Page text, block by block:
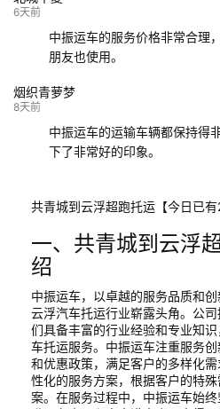
6天前
中振运车的服务价格非常合理
朋友也使用。
烟织青萝梦
8天前
中振运车的运输车辆都保持得
下了非常好的印象。
共青城到云浮超跑托运【今日已
一、共青城到云浮
绍
中振运车，以卓越的服务品质和
云浮汽车托运行业崭露头角。公
们具备丰富的行业经验和专业知
车托运服务。中振运车注重服务
和优惠政策，满足客户的多样化
性化的服务方案，根据客户的特
案。在服务过程中，中振运车始